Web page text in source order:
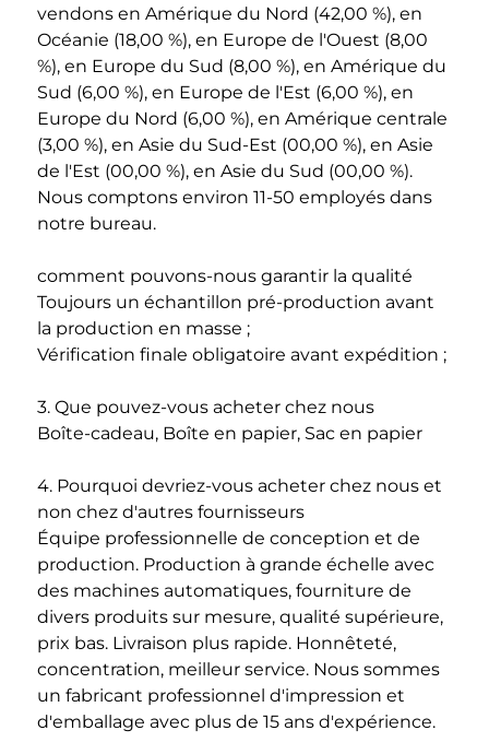
vendons en Amérique du Nord (42,00 %), en
Océanie (18,00 %), en Europe de l'Ouest (8,00
%), en Europe du Sud (8,00 %), en Amérique du
Sud (6,00 %), en Europe de l'Est (6,00 %), en
Europe du Nord (6,00 %), en Amérique centrale
(3,00 %), en Asie du Sud-Est (00,00 %), en Asie
de l'Est (00,00 %), en Asie du Sud (00,00 %).
Nous comptons environ 11-50 employés dans
notre bureau.
comment pouvons-nous garantir la qualité
Toujours un échantillon pré-production avant
la production en masse ;
Vérification finale obligatoire avant expédition ;
3. Que pouvez-vous acheter chez nous
Boîte-cadeau, Boîte en papier, Sac en papier
4. Pourquoi devriez-vous acheter chez nous et
non chez d'autres fournisseurs
Équipe professionnelle de conception et de
production. Production à grande échelle avec
des machines automatiques, fourniture de
divers produits sur mesure, qualité supérieure,
prix bas. Livraison plus rapide. Honnêteté,
concentration, meilleur service. Nous sommes
un fabricant professionnel d'impression et
d'emballage avec plus de 15 ans d'expérience.